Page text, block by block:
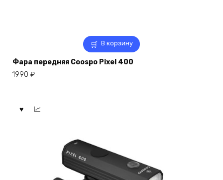
В корзину
Фара передняя Coospo Pixel 400
1990 ₽